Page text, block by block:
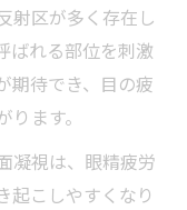
射区が多く存在し
ばれる部位を刺激
期待でき、目の疲
ます。
凝視は、眼精疲労
起こしやすくなり